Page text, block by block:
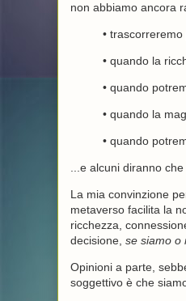
non abbiamo ancora
•
• quando la
• quando
• quando la
• quando
...e alcuni diranno
La mia convinzione
metaverso facilita la
ricchezza,
decisione, se siamo o
Opinioni a parte,
soggettivo è che